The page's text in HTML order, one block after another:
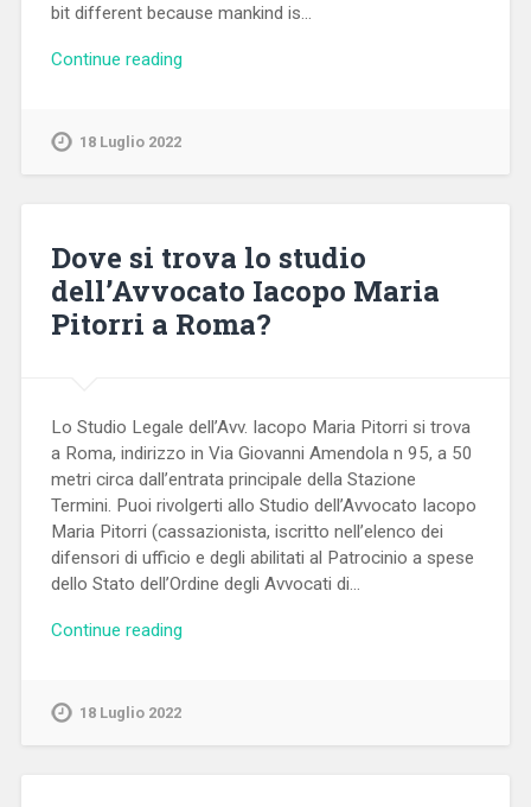
bit different because mankind is…
Continue reading
18 Luglio 2022
Dove si trova lo studio
dell’Avvocato Iacopo Maria
Pitorri a Roma?
Lo Studio Legale dell’Avv. Iacopo Maria Pitorri si trova
a Roma, indirizzo in Via Giovanni Amendola n 95, a 50
metri circa dall’entrata principale della Stazione
Termini. Puoi rivolgerti allo Studio dell’Avvocato Iacopo
Maria Pitorri (cassazionista, iscritto nell’elenco dei
difensori di ufficio e degli abilitati al Patrocinio a spese
dello Stato dell’Ordine degli Avvocati di…
Continue reading
18 Luglio 2022